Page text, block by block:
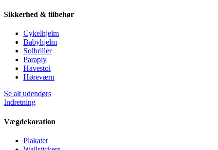
Sikkerhed & tilbehør
Cykelhjelm
Babyhjelm
Solbriller
Paraply
Havestol
Høreværn
Se alt udendørs
Indretning
Vægdekoration
Plakater